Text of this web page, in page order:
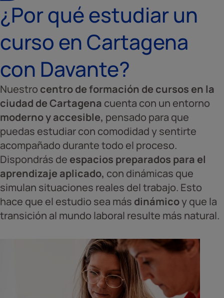
¿Por qué estudiar un
curso en Cartagena
con Davante?
Nuestro centro de formación de cursos en la
ciudad de Cartagena cuenta con un entorno
moderno y accesible, pensado para que
puedas estudiar con comodidad y sentirte
acompañado durante todo el proceso.
Dispondrás de espacios preparados para el
aprendizaje aplicado, con dinámicas que
simulan situaciones reales del trabajo. Esto
hace que el estudio sea más dinámicoy que la
transición al mundo laboral resulte más natural.